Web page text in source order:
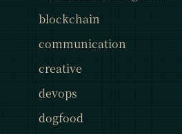
blockchain
communication
creative
devops
dogfood